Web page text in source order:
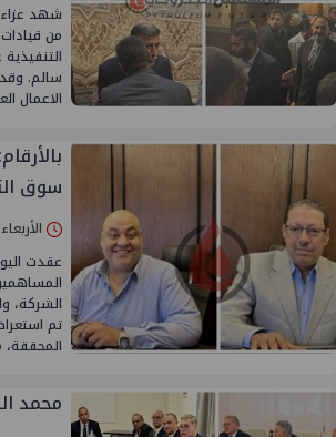
شهد عزاء
من
سالم.
الاعمال
سوق
الأربعاء 30/يوليو/2025 - 02:25 م
عقدت
الشركة،
تم
محمد